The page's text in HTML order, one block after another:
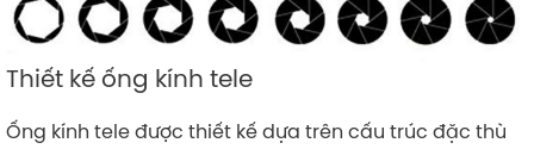
Thiết kế ống kính tele
Ống kính tele được thiết kế dựa trên cấu trúc đặc thù